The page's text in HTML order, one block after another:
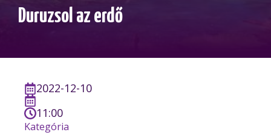
Duruzsol az erdő
2022-12-10
11:00
Kategória